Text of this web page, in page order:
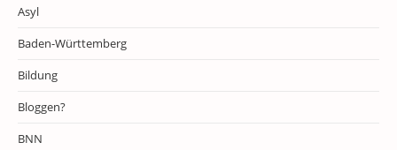
Asyl
Baden-Württemberg
Bildung
Bloggen?
BNN